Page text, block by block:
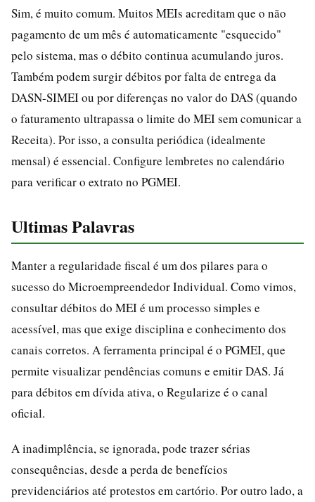
Sim, é muito comum. Muitos MEIs acreditam que o não
pagamento de um mês é automaticamente "esquecido"
pelo sistema, mas o débito continua acumulando juros.
Também podem surgir débitos por falta de entrega da
DASN-SIMEI ou por diferenças no valor do DAS (quando
o faturamento ultrapassa o limite do MEI sem comunicar a
Receita). Por isso, a consulta periódica (idealmente
mensal) é essencial. Configure lembretes no calendário
para verificar o extrato no PGMEI.
Ultimas Palavras
Manter a regularidade fiscal é um dos pilares para o
sucesso do Microempreendedor Individual. Como vimos,
consultar débitos do MEI é um processo simples e
acessível, mas que exige disciplina e conhecimento dos
canais corretos. A ferramenta principal é o PGMEI, que
permite visualizar pendências comuns e emitir DAS. Já
para débitos em dívida ativa, o Regularize é o canal
oficial.
A inadimplência, se ignorada, pode trazer sérias
consequências, desde a perda de benefícios
previdenciários até protestos em cartório. Por outro lado, a